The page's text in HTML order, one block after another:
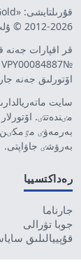
قۇرىلتايشى: «Tengri Gold» جشس
2012-2026 © ۇلت پورتالى
قر اقپارات جەنە
№KZ71VPY00084887 كۋەلٸگٸ بەرٸلگەن.
اۆتورلىق جەنە
سايت
مٸندەتتٸ.
بەرمەۋٸ مٷمكٸن.
بەرۋشٸ جاۋاپتى.
رەداكتسييا
جارناما
جوبا تۋرالى
قۇپييالىلىق